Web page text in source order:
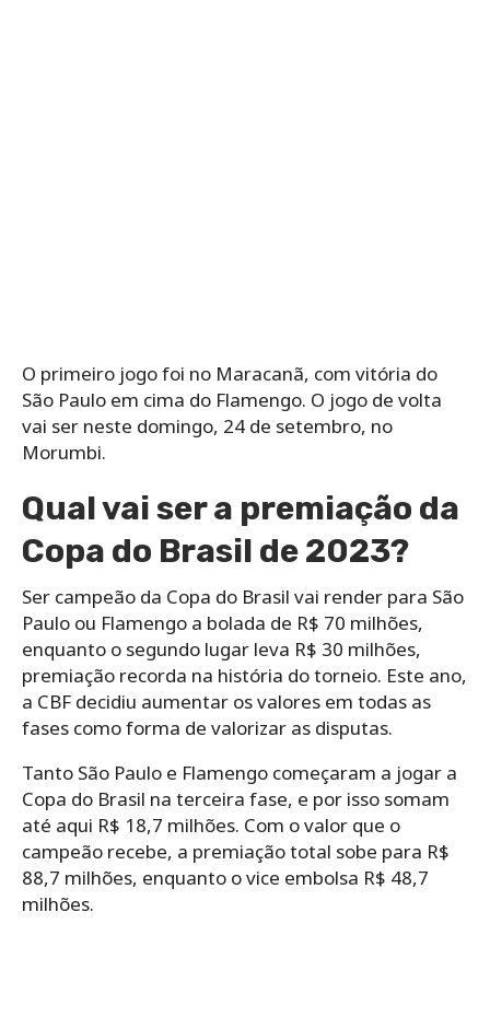
O primeiro jogo foi no Maracanã, com vitória do
São Paulo em cima do Flamengo. O jogo de volta
vai ser neste domingo, 24 de setembro, no
Morumbi.
Qual vai ser a premiação da
Copa do Brasil de 2023?
Ser campeão da Copa do Brasil vai render para São
Paulo ou Flamengo a bolada de R$ 70 milhões,
enquanto o segundo lugar leva R$ 30 milhões,
premiação recorda na história do torneio. Este ano,
a CBF decidiu aumentar os valores em todas as
fases como forma de valorizar as disputas.
Tanto São Paulo e Flamengo começaram a jogar a
Copa do Brasil na terceira fase, e por isso somam
até aqui R$ 18,7 milhões. Com o valor que o
campeão recebe, a premiação total sobe para R$
88,7 milhões, enquanto o vice embolsa R$ 48,7
milhões.